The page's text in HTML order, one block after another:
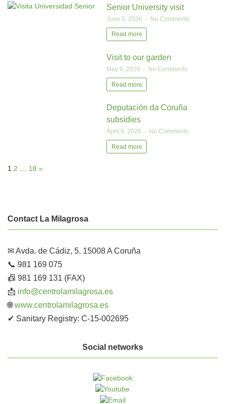
Senior University visit
June 5, 2026 No Comments
Read more
Visit to our garden
May 6, 2026 No Comments
Read more
Deputación da Coruña
subsidies
April 8, 2026 No Comments
Read more
1 2 18 »
Contact La Milagrosa
✉ Avda. de Cádiz, 5. 15008 A Coruña
📞 981 169 075
📠 981 169 131 (FAX)
📩 info@centrolamilagrosa.es
🌐www.centrolamilagrosa.es
✔ Sanitary Registry: C-15-002695
Social networks